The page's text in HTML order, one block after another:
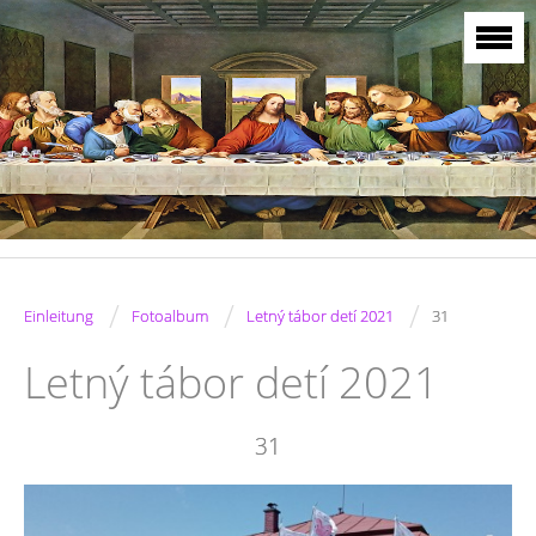
Einleitung / Fotoalbum / Letný tábor detí 2021 / 31
Letný tábor detí 2021
31